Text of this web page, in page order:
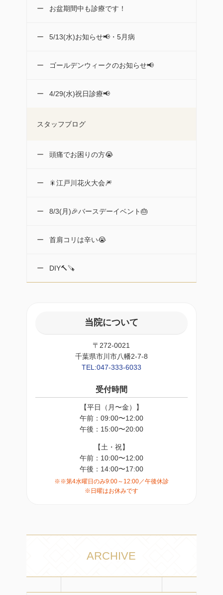
お盆期間中も診療です！
5/13(水)お知らせ📢・5月病
ゴールデンウィークのお知らせ📢
4/29(水)祝日診療📢
スタッフブログ
頭痛でお困りの方😭
🎇江戸川花火大会🎆
8/3(月)🎉バースデーイベント🎂
首肩コリは辛い😭
DIY🔨🪚
当院について
〒272-0021
千葉県市川市八幡2-7-8
TEL:047-333-6033
受付時間
【平日（月〜金）】
午前：09:00〜12:00
午後：15:00〜20:00
【土・祝】
午前：10:00〜12:00
午後：14:00〜17:00
※※第4水曜日のみ9:00～12:00／午後休診
※日曜はお休みです
ARCHIVE